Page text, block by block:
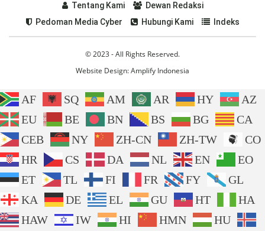
Tentang Kami
Dewan Redaksi
Pedoman Media Cyber
Hubungi Kami Indeks
© 2023 - All Rights Reserved.
Website Design:Amplify Indonesia
AF SQ AM AR HY
AZ
EU
BE BN BS BG
CA
CEB
NY ZH-CN ZH-TW
CO
HR
CS DA NL EN
EO
ET
TL FI FR FY
GL
KA
DE EL GU HT
HA
HAW
IW HI HMN HU